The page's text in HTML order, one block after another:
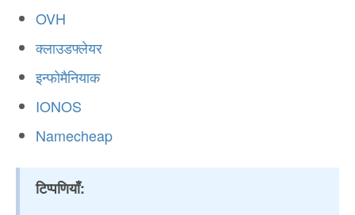
OVH
क्लाउडफ्लेयर
इन्फोमैनियाक
IONOS
Namecheap
टिप्पणियाँ: